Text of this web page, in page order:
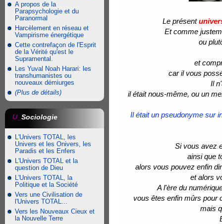
A propos de la
Parapsychologie et du
Paranormal
Harcèlement en réseau et
Vampirisme énergétique
Cette contrefaçon de l'Esprit
de la Vérité qu'est le
Supramental.
Les Yuval Noah Harari: les
transhumanistes ou
nouveaux démiurges
(Plus de détails)
U_ Sociologie
L'Univers TOTAL, les
Univers et les Onivers, les
Paradis et les Enfers
L'Univers TOTAL et la
question de Dieu
L'Univers TOTAL, la
Politique et la Société
Vers une Civilisation de
l'Univers TOTAL...
Vers les Nouveaux Cieux et
la Nouvelle Terre
Le présent
Et comme
ou
et
car il vous
Il
il était nous-même, ou un
Il était un pseudonyme sur
Si vous avez
ainsi que
alors vous pouvez enfin
et alors
A l'ère du
vous êtes enfin mûrs pour
mais